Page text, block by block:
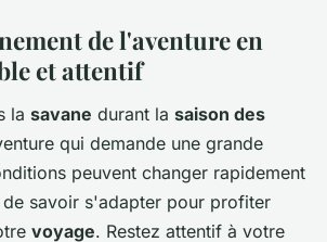
de l'aventure en
et attentif
la savane durant la saison des
qui demande une grande
peuvent changer rapidement
de savoir s'adapter pour profiter
voyage. Restez attentif à votre